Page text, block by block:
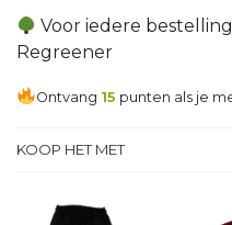
Voor iedere
Regreener
Ontvang 15 punten als je
KOOP HET MET